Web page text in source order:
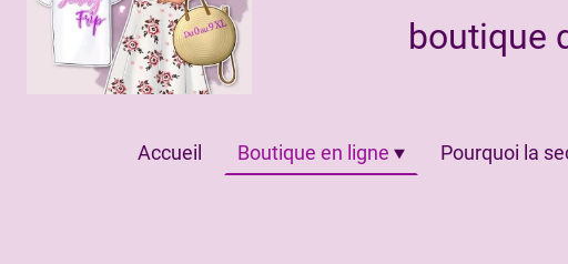
boutique
Accueil Boutique en ligne